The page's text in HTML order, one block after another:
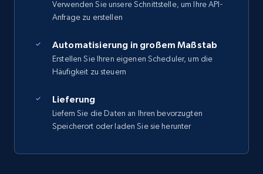
Verwenden Sie unsere Schnittstelle, um Ihre API-
Anfrage zu erstellen
Automatisierung in großem Maßstab
Erstellen Sie Ihren eigenen Scheduler, um die
Häufigkeit zu steuern
Lieferung
Liefern Sie die Daten an Ihren bevorzugten
Speicherort oder laden Sie sie herunter